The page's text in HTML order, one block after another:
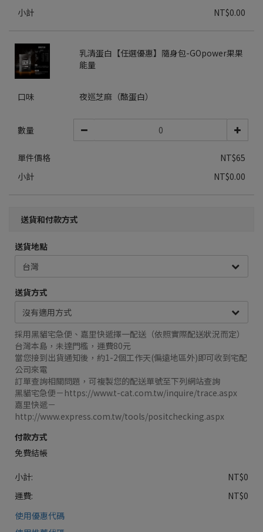
小計
NT$0.00
乳清蛋白【任選優惠】隨身包-GOpower果果
能量
口味 夜巡芝麻（酪蛋白）
數量
單件價格
NT$65
小計
NT$0.00
送貨和付款方式
送貨地點
送貨方式
採用黑貓宅急便、嘉里快遞擇一配送（依照實際配送狀況而定）
台灣本島，未達門檻，運費80元
當您接到出貨通知後，約1-2個工作天(偏遠地區外)即可收到宅配
公司來電
訂單查詢相關問題，可複製您的配送單號至下列網站查詢
黑貓宅急便－https://www.t-cat.com.tw/inquire/trace.aspx
嘉里快遞－
http://www.express.com.tw/tools/positchecking.aspx
付款方式
免費結帳
小計:
NT$0
運費:
NT$0
使用優惠代碼